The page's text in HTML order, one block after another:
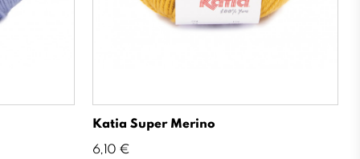
Katia Super Merino
Precio
6,10 €